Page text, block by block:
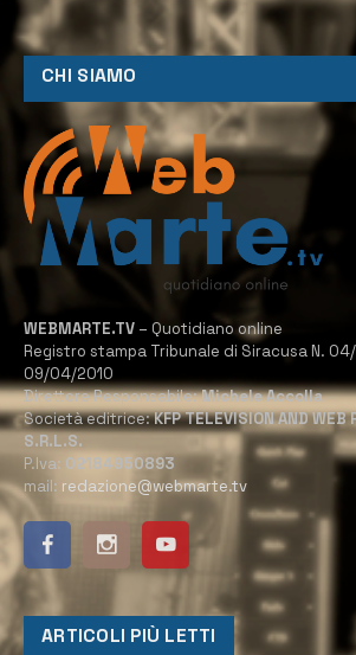
CHI SIAMO
WEBMARTE.TV – Quotidiano online
Registro stampa Tribunale di Siracusa N. 04/
09/04/2010
Direttore Responsabile:Michele Accolla
Società editrice:KFP TELEVISION AND WEB
S.R.L.S.
P.Iva: 02184950893
mail: redazione@webmarte.tv
ARTICOLI PIÙ LETTI